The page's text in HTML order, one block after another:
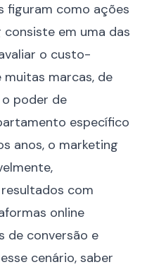
figuram como ações
em uma das
o custo-
muitas marcas, de
poder de
específico
anos, o marketing
com
online
de conversão e
cenário, saber